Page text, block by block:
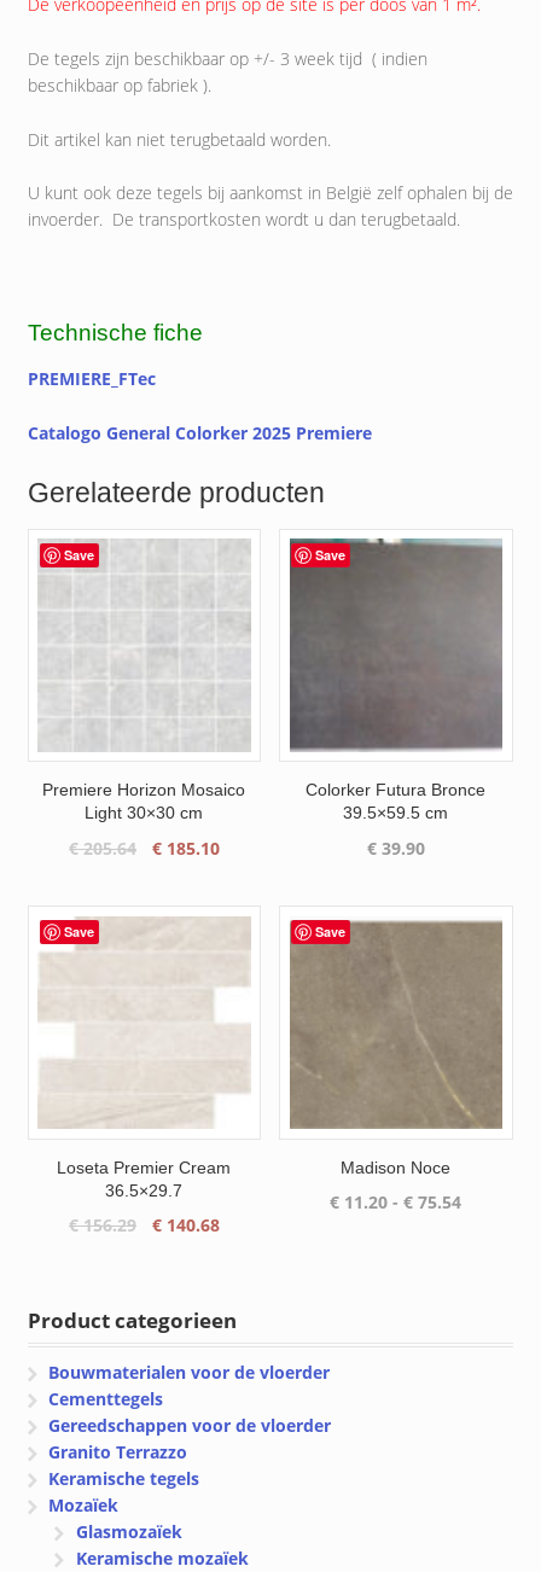
De tegels zijn beschikbaar op +/- 3 week tijd ( indien
beschikbaar op fabriek ).
Dit artikel kan niet terugbetaald worden.
U kunt ook deze tegels bij aankomst in België zelf ophalen bij de
invoerder. De transportkosten wordt u dan terugbetaald.
Technische fiche
PREMIERE_FTec
Catalogo General Colorker 2025 Premiere
Gerelateerde producten
Save
Premiere Horizon Mosaico
Light 30×30 cm
€205.64
Oorspronkelijke
€185.10Huidige
€ 185.10.
Save
Colorker Futura Bronce
39.5×59.5 cm
€39.90
Save
Loseta Premier Cream
36.5×29.7
€156.29
Oorspronkelijke
€140.68Huidige
Save
Madison Noce
€ 11.20 - € 75.54
Product categorieen
Bouwmaterialen voor de vloerder
Cementtegels
Gereedschappen voor de vloerder
Granito Terrazzo
Keramische tegels
Mozaïek
Glasmozaïek
Keramische mozaïek